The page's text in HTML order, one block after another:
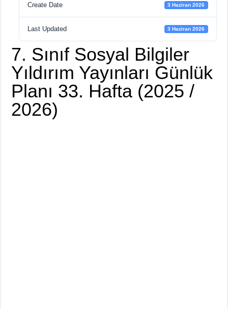
Create Date 3 Haziran 2026
Last Updated 3 Haziran 2026
7. Sınıf Sosyal Bilgiler
Yıldırım Yayınları Günlük
Planı 33. Hafta (2025 /
2026)